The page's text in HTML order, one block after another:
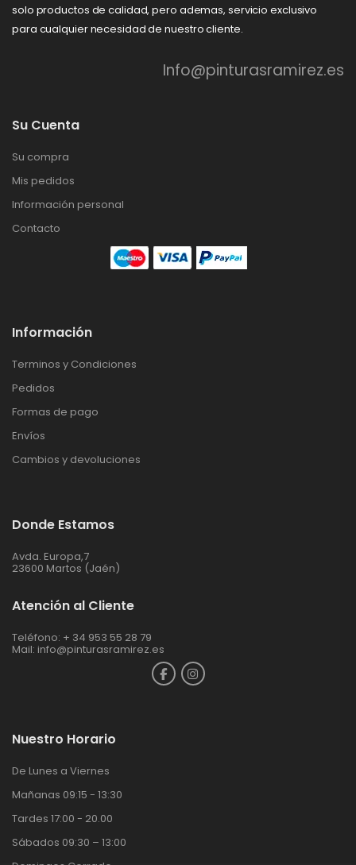
solo productos de calidad, pero ademas, servicio exclusivo
para cualquier necesidad de nuestro cliente.
Info@pinturasramirez.es
Su Cuenta
Su compra
Mis pedidos
Información personal
Contacto
Información
Terminos y Condiciones
Pedidos
Formas de pago
Envíos
Cambios y devoluciones
Donde Estamos
Avda. Europa,7
23600 Martos (Jaén)
Atención al Cliente
Teléfono: + 34 953 55 28 79
Mail: info@pinturasramirez.es
Nuestro Horario
De Lunes a Viernes
Mañanas 09:15 - 13:30
Tardes 17:00 - 20.00
Sábados 09:30 – 13:00